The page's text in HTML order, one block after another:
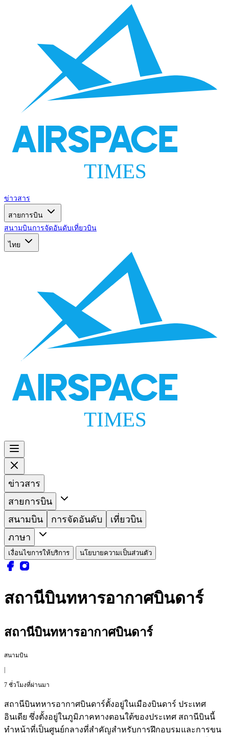
AIRSPACE
TIMES
ข่าวสาร
สายการบิน
สนามบินการจัดอันดับเที่ยวบิน
ไทย
AIRSPACE
TIMES
ข่าวสาร
สายการบิน
สนามบิน
การจัดอันดับ
เที่ยวบิน
ภาษา
เงื่อนไขการให้บริการ นโยบายความเป็นส่วนตัว
สถานีบินทหารอากาศบินดาร์
สถานีบินทหารอากาศบินดาร์
สนามบิน
|
7 ชั่วโมงที่ผ่านมา
สถานีบินทหารอากาศบินดาร์ตั้งอยู่ในเมืองบินดาร์ ประเทศ
อินเดีย ซึ่งตั้งอยู่ในภูมิภาคทางตอนใต้ของประเทศ สถานีบินนี้
ทำหน้าที่เป็นศูนย์กลางที่สำคัญสำหรับการฝึกอบรมและการขน